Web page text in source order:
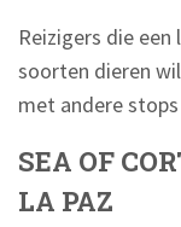
Reizigers die
soorten dieren
met andere
SEA OF
LA PAZ